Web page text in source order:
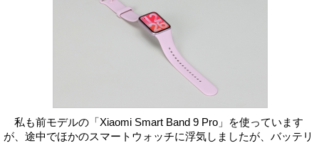
私も前モデルの「Xiaomi Smart Band 9 Pro」を使っています
が、途中でほかのスマートウォッチに浮気しましたが、バッテリ